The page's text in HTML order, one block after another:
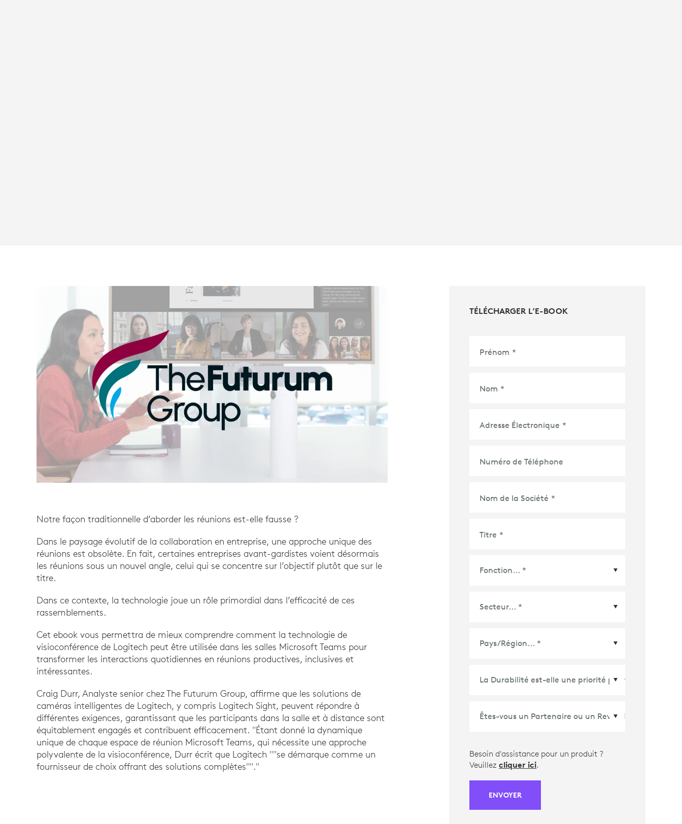
Notre façon traditionnelle d’aborder les réunions est-elle fausse ?
Dans le paysage évolutif de la collaboration en entreprise, une approche unique des
réunions est obsolète. En fait, certaines entreprises avant-gardistes voient désormais
les réunions sous un nouvel angle, celui qui se concentre sur l’objectif plutôt que sur le
titre.
Dans ce contexte, la technologie joue un rôle primordial dans l’efficacité de ces
rassemblements.
Cet ebook vous permettra de mieux comprendre comment la technologie de
visioconférence de Logitech peut être utilisée dans les salles Microsoft Teams pour
transformer les interactions quotidiennes en réunions productives, inclusives et
intéressantes.
Craig Durr, Analyste senior chez The Futurum Group, affirme que les solutions de
caméras intelligentes de Logitech, y compris Logitech Sight, peuvent répondre à
différentes exigences, garantissant que les participants dans la salle et à distance sont
équitablement engagés et contribuent efficacement. "Étant donné la dynamique
unique de chaque espace de réunion Microsoft Teams, qui nécessite une approche
polyvalente de la visioconférence, Durr écrit que Logitech ""se démarque comme un
fournisseur de choix offrant des solutions complètes""."
TÉLÉCHARGER L’E-BOOK
Prénom *
Nom *
Adresse Électronique *
Numéro de Téléphone
Nom de la Société *
Titre *
Pays/Région *
Besoin d'assistance pour un produit ?
Veuillezcliquer ici.
ENVOYER